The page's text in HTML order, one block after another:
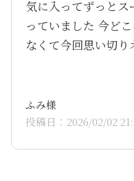
気に入ってずっとス
っていました 今ど
なくて今回思い切り
文しました 文句な
ふみ様
投稿日：2026/02/02